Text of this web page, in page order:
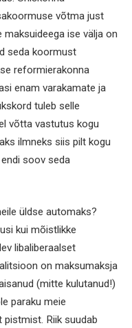
võtma just
maksuideega ise välja on
seda koormust
reformierakonna
enam varakamate ja
tuleb selle
võtta vastutus kogu
ilmneks siis pilt kogu
soov seda
üldse automaks?
kui mõistlikke
libaliberaalset
on maksumaksja
(mitte kulutanud!)
paraku meie
Riik suudab